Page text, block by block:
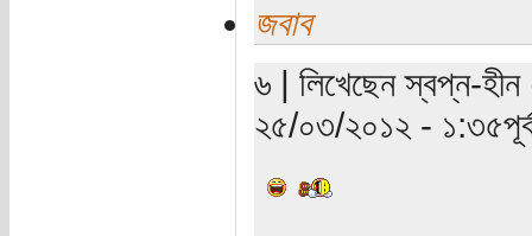
জবাব
৬ | লিখেছেন স্বপ্ন-হীন
২৫/০৩/২০১২ -